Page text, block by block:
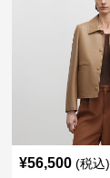
¥56,500 (税込)